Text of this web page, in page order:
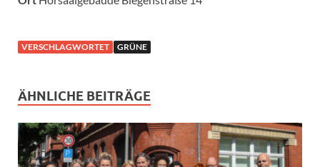
VERSCHLAGWORTET GRÜNE
ÄHNLICHE BEITRÄGE